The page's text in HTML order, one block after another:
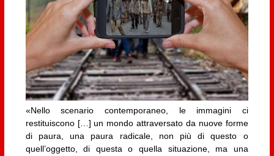
«Nello scenario contemporaneo, le immagini ci
restituiscono […] un mondo attraversato da nuove forme
di paura, una paura radicale, non più di questo o
quell’oggetto, di questa o quella situazione, ma una